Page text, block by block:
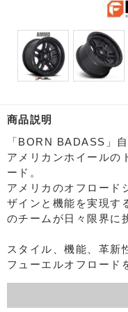
商品説明
「BORN BADASS」
アメリカンホイールの
ード。
アメリカのオフロード
ザインと機能を実現す
のチームが日々限界に
スタイル、機能、革新
フューエルオフロード